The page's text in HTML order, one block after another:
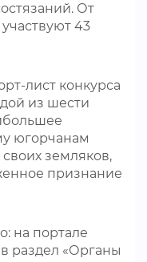
От
43
лист конкурса
из шести
югорчанам
земляков,
признание
на портале
раздел «Органы